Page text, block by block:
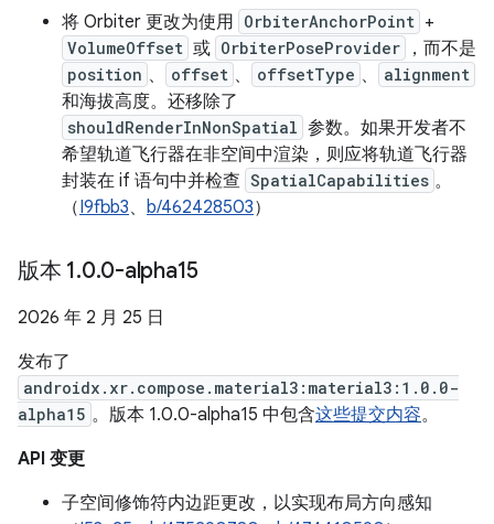
将 Orbiter 更改为使用 OrbiterAnchorPoint +
VolumeOffset 或 OrbiterPoseProvider ，而不是
position 、 offset 、 offsetType 、 alignment
和海拔高度。还移除了
shouldRenderInNonSpatial 参数。如果开发者不
希望轨道飞行器在非空间中渲染，则应将轨道飞行器
封装在 if 语句中并检查 SpatialCapabilities 。
（I9fbb3、 b/462428503）
版本 1.0.0-alpha15
2026 年 2 月 25 日
发布了
androidx.xr.compose.material3:material3:1.0.0-
alpha15 。版本 1.0.0-alpha15 中包含这些提交内容。
API 变更
子空间修饰符内边距更改，以实现布局方向感知